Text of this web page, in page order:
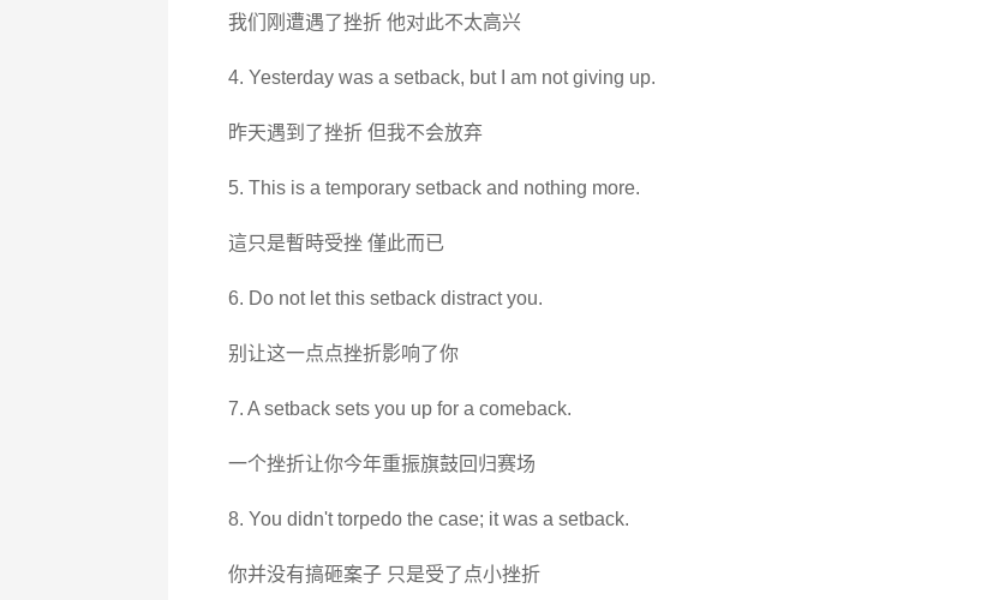
我们刚遭遇了挫折 他对此不太高兴
4. Yesterday was a setback, but I am not giving up.
昨天遇到了挫折 但我不会放弃
5. This is a temporary setback and nothing more.
這只是暫時受挫 僅此而已
6. Do not let this setback distract you.
别让这一点点挫折影响了你
7. A setback sets you up for a comeback.
一个挫折让你今年重振旗鼓回归赛场
8. You didn't torpedo the case; it was a setback.
你并没有搞砸案子 只是受了点小挫折